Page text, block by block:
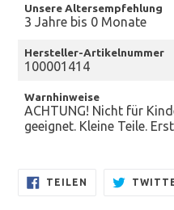
Unsere Altersempfehlung
3 Jahre bis 0 Monate
Hersteller-Artikelnummer
100001414
Warnhinweise
ACHTUNG! Nicht für
geeignet. Kleine Teile.
TEILEN
FACEBOOK